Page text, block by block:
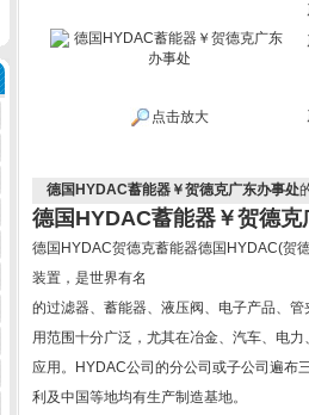
点击放大
德国HYDAC蓄能器￥贺德克广东办事处
德国HYDAC蓄能器￥贺德克
德国HYDAC贺德克蓄能器德国HYDAC(贺
装置，是世界有名
的过滤器、蓄能器、液压阀、电子产品、
用范围十分广泛，尤其在冶金、汽车、电
应用。HYDAC公司的分公司或子公司遍布
利及中国等地均有生产制造基地。